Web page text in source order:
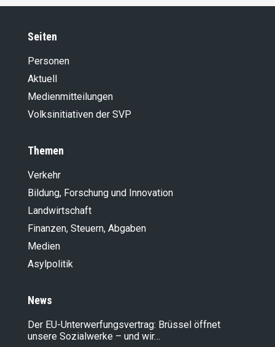
Seiten
Personen
Aktuell
Medienmitteilungen
Volksinitiativen der SVP
Themen
Verkehr
Bildung, Forschung und Innovation
Landwirt­schaft
Finanzen, Steuern, Abgaben
Medien
Asylpolitik
News
Der EU-Unterwerfungsvertrag: Brüssel öffnet
unsere Sozialwerke – und wir…